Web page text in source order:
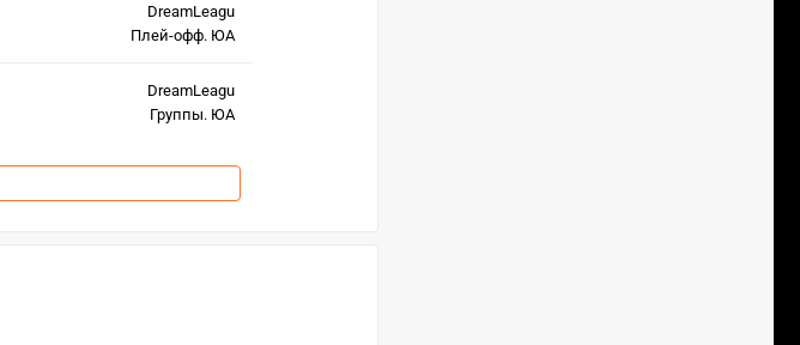
DreamLeagu
Плей-офф. ЮА
DreamLeagu
Группы. ЮА